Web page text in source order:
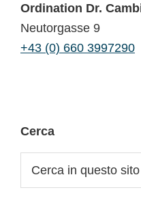
Ordination Dr.
Neutorgasse 9
+43 (0) 660 3997290
Cerca